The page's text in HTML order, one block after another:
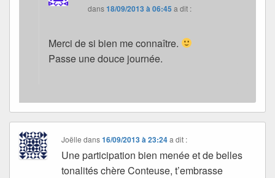
dans18/09/2013 à 06:45 a dit :
Merci de si bien me connaître.
Passe une douce journée.
Joëlle dans16/09/2013 à 23:24 a dit :
Une participation bien menée et de belles
tonalités chère Conteuse, t’embrasse